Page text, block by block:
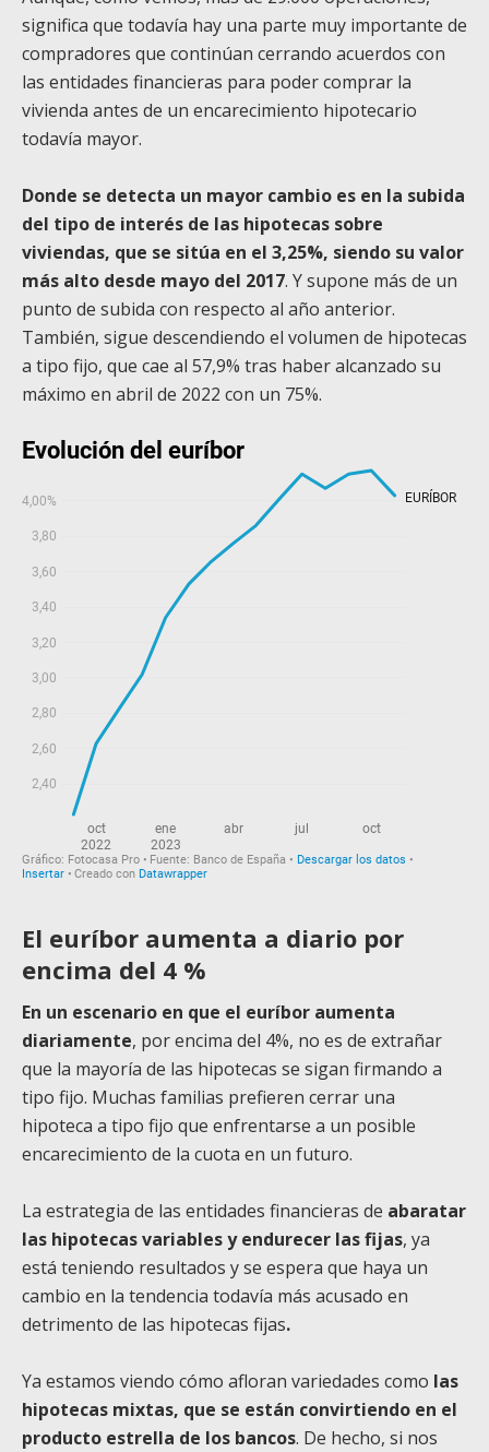
significa que todavía hay una parte muy importante de
compradores que continúan cerrando acuerdos con
las entidades financieras para poder comprar la
vivienda antes de un encarecimiento hipotecario
todavía mayor.
Donde se detecta un mayor cambio es en la subida
del tipo de interés de las hipotecas sobre
viviendas, que se sitúa en el 3,25%, siendo su valor
más alto desde mayo del 2017. Y supone más de un
punto de subida con respecto al año anterior.
También, sigue descendiendo el volumen de hipotecas
a tipo fijo, que cae al 57,9% tras haber alcanzado su
máximo en abril de 2022 con un 75%.
El euríbor aumenta a diario por
encima del 4 %
En un escenario en que el euríbor aumenta
diariamente, por encima del 4%, no es de extrañar
que la mayoría de las hipotecas se sigan firmando a
tipo fijo. Muchas familias prefieren cerrar una
hipoteca a tipo fijo que enfrentarse a un posible
encarecimiento de la cuota en un futuro.
La estrategia de las entidades financieras de abaratar
las hipotecas variables y endurecer las fijas, ya
está teniendo resultados y se espera que haya un
cambio en la tendencia todavía más acusado en
detrimento de las hipotecas fijas.
Ya estamos viendo cómo afloran variedades como las
hipotecas mixtas, que se están convirtiendo en el
producto estrella de los bancos. De hecho, si nos